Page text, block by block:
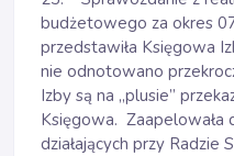
budżetowego za okres
przedstawiła Księgowa
nie odnotowano
Izby są na „plusie”
Księgowa. Zaapelowała
działających przy Radzie